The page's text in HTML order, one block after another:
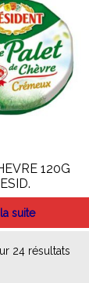
120G
suite
24 résultats